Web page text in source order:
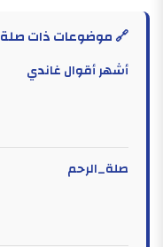
🔗 موضوعات ذات صلة
أشهر أقوال غاندي
صلة_الرحم